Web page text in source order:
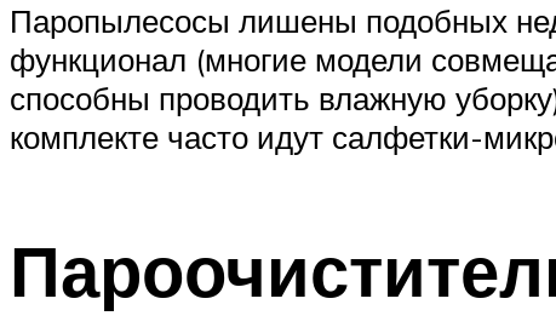
Паропылесосы лишены подобных
функционал (многие модели
способны проводить влажную
комплекте часто идут салфетки-